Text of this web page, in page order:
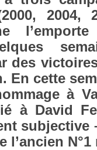
2004,
des
En cette
à
à David
sub­jec­tive
l’an­ci­en